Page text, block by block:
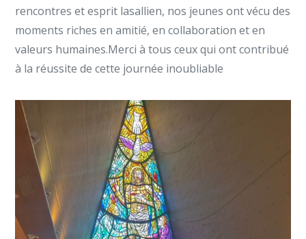
rencontres et esprit lasallien, nos jeunes ont vécu des
moments riches en amitié, en collaboration et en
valeurs humaines.Merci à tous ceux qui ont contribué
à la réussite de cette journée inoubliable